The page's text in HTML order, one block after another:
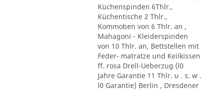
Küchenspinden 6Thlr.,
Küchentische 2 Thlr.,
Kommoben von 6 Thlr. an ,
Mahagoni - Kleiderspinden
von 10 Thlr. an, Bettstellen mit
Feder- matratze und Keilkissen
ff. rosa Drell-Ueberzug (l0
Jahre Garantie 11 Thlr. u . s. w .
l0 Garantie) Berlin , Dresdener